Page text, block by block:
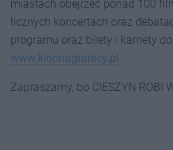
miastach obejrzeć ponad 100
licznych koncertach oraz
programu oraz bilety i karnety
www.kinonagranicy.pl
Zapraszamy, bo CIESZYN ROBI